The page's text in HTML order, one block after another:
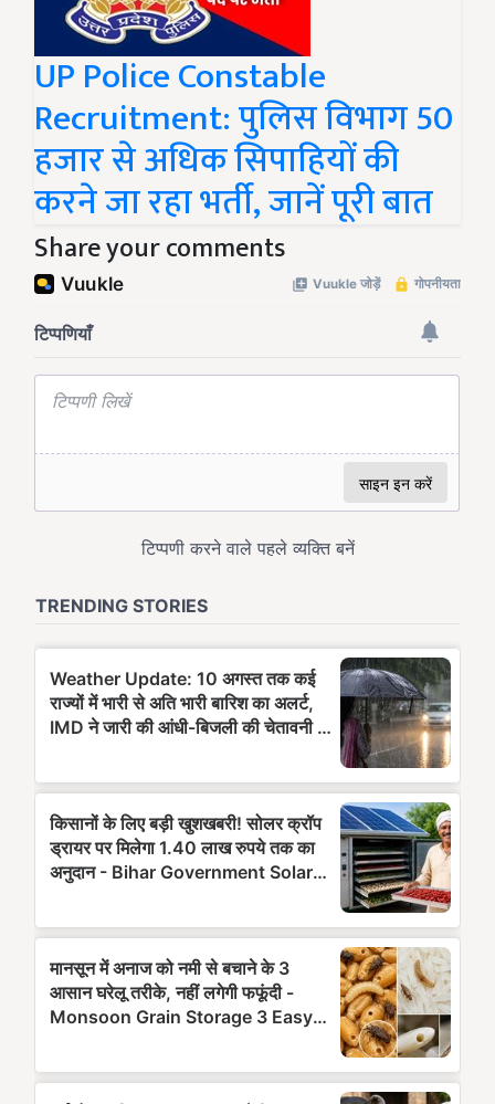
UP Police Constable
Recruitment: पुलिस विभाग 50
हजार से अधिक सिपाहियों की
करने जा रहा भर्ती, जानें पूरी बात
Share your comments